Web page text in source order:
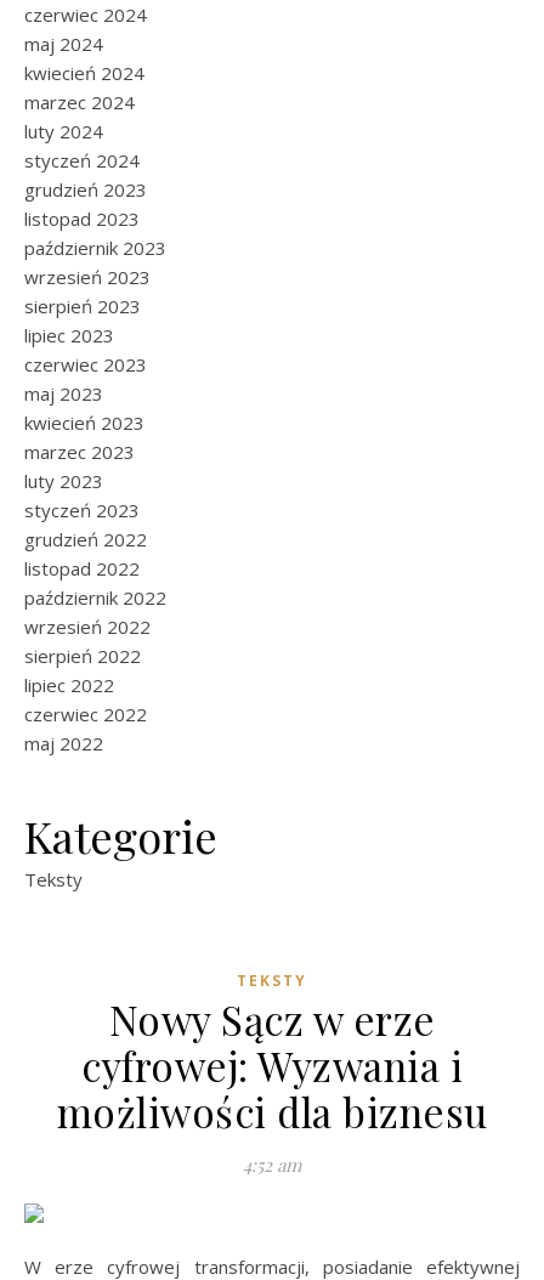
czerwiec 2024
maj 2024
kwiecień 2024
marzec 2024
luty 2024
styczeń 2024
grudzień 2023
listopad 2023
październik 2023
wrzesień 2023
sierpień 2023
lipiec 2023
czerwiec 2023
maj 2023
kwiecień 2023
marzec 2023
luty 2023
styczeń 2023
grudzień 2022
listopad 2022
październik 2022
wrzesień 2022
sierpień 2022
lipiec 2022
czerwiec 2022
maj 2022
Kategorie
Teksty
TEKSTY
Nowy Sącz w erze
cyfrowej: Wyzwania i
możliwości dla biznesu
4:52 am
W erze cyfrowej transformacji, posiadanie efektywnej